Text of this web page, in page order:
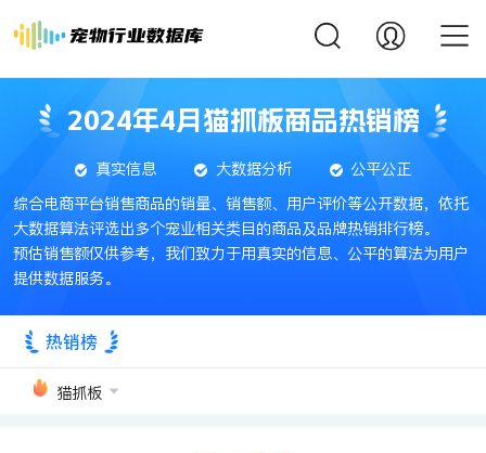
2024年4月猫抓板商品热销榜
真实信息 大数据分析
公平公正
综合电商平台销售商品的销量、销售额、用户评价等公开数据，依托
大数据算法评选出多个宠业相关类目的商品及品牌热销排行榜。
预估销售额仅供参考，我们致力于用真实的信息、公平的算法为用户
提供数据服务。
热销榜
猫抓板